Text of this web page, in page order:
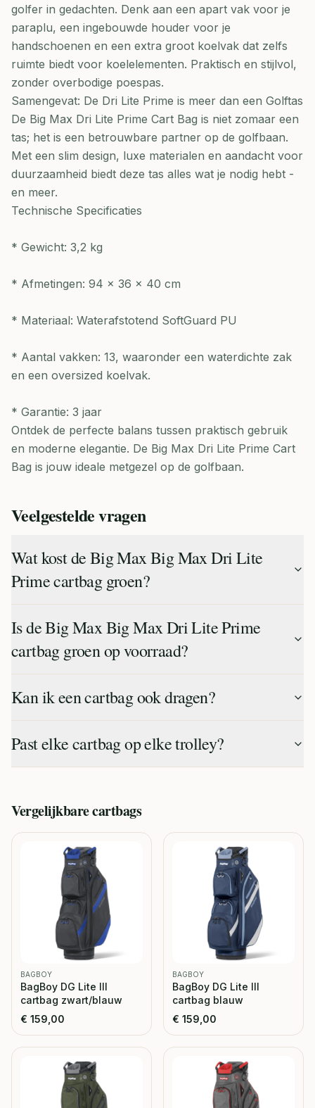
golfer in gedachten. Denk aan een apart vak voor je
paraplu, een ingebouwde houder voor je
handschoenen en een extra groot koelvak dat zelfs
ruimte biedt voor koelelementen. Praktisch en stijlvol,
zonder overbodige poespas.
Samengevat: De Dri Lite Prime is meer dan een Golftas
De Big Max Dri Lite Prime Cart Bag is niet zomaar een
tas; het is een betrouwbare partner op de golfbaan.
Met een slim design, luxe materialen en aandacht voor
duurzaamheid biedt deze tas alles wat je nodig hebt -
en meer.
Technische Specificaties
* Gewicht: 3,2 kg
* Afmetingen: 94 x 36 x 40 cm
* Materiaal: Waterafstotend SoftGuard PU
* Aantal vakken: 13, waaronder een waterdichte zak
en een oversized koelvak.
* Garantie: 3 jaar
Ontdek de perfecte balans tussen praktisch gebruik
en moderne elegantie. De Big Max Dri Lite Prime Cart
Bag is jouw ideale metgezel op de golfbaan.
Veelgestelde vragen
Wat kost de Big Max Big Max Dri Lite
Prime cartbag groen?
Is de Big Max Big Max Dri Lite Prime
cartbag groen op voorraad?
Kan ik een cartbag ook dragen?
Past elke cartbag op elke trolley?
Vergelijkbarecartbags
BAGBOY
BagBoy DG Lite III
cartbag zwart/blauw
€ 159,00
BAGBOY
BagBoy DG Lite III
cartbag blauw
€ 159,00